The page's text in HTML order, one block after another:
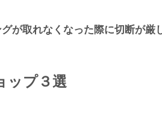
グが取れなくなった際に切断が厳
ップ３選